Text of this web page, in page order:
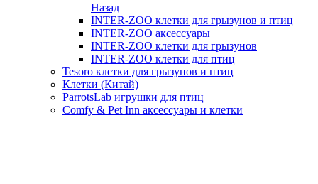
Назад
INTER-ZOO клетки для грызунов и птиц
INTER-ZOO аксессуары
INTER-ZOO клетки для грызунов
INTER-ZOO клетки для птиц
Tesoro клетки для грызунов и птиц
Клетки (Китай)
ParrotsLab игрушки для птиц
Comfy & Pet Inn аксессуары и клетки